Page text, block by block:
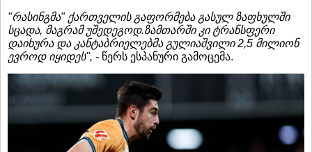
"რასინგმა" ქართველის გაფორმება გასულ ზაფხულში
სცადა, მაგრამ უშედეგოდ.ზამთარში კი ტრანსფერი
დაიხურა და კანტაბრიელებმა გულიაშვილი 2,5 მილიონ
ევროდ იყიდეს", - წერს ესპანური გამოცემა.